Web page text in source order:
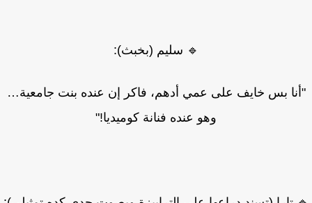
🔹 سليم (بخبث):
بس خايف على عمي أدهم، فاكر إن عنده بنت جامعية…
وهو عنده فنانة كوميديا!"